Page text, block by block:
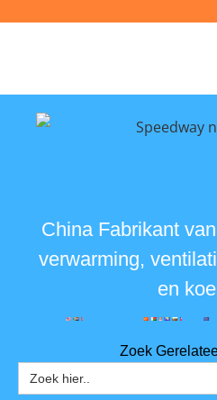
China Fabrikant
verwarming,
en
Zoek
Zoeken: